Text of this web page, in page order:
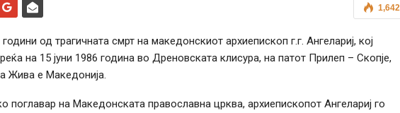
1,642
од трагичната смрт на македонскиот архиепископ г.г. Ангелариј, кој
на 15 јуни 1986 година во Дреновската клисура, на патот Прилеп – Скопје,
Жива е Македонија.
поглавар на Македонската православна црква, архиепископот Ангелариј го